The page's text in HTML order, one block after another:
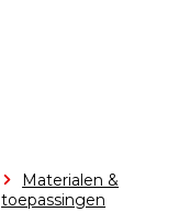
Materialen &
toepassingen